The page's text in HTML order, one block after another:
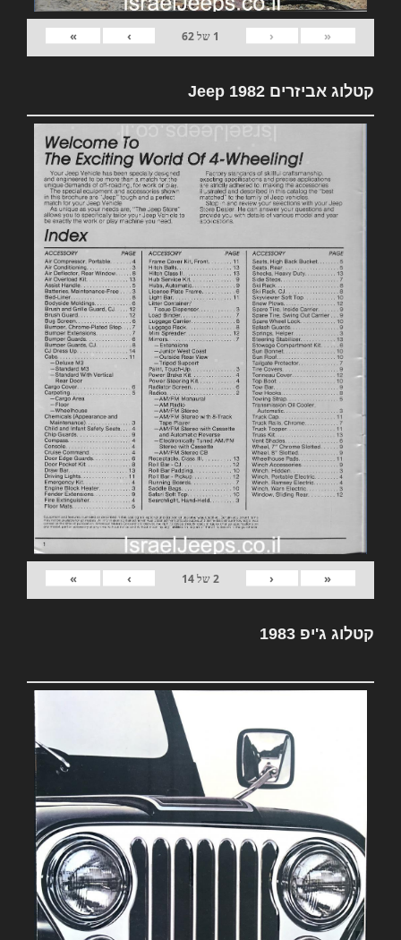
«
‹
1 של62
›
»
קטלוג אביזרים 1982 Jeep
«
‹
2של14
›
»
קטלוג ג'יפ 1983